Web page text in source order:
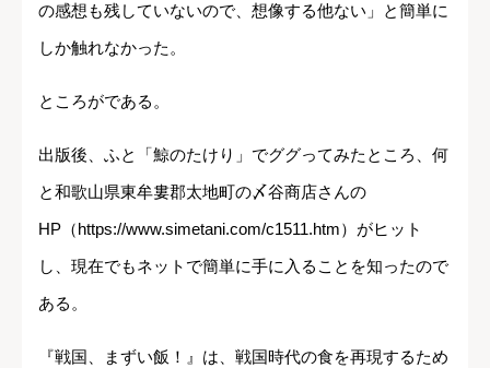
の感想も残していないので、想像する他ない」と簡単に
しか触れなかった。
ところがである。
出版後、ふと「鯨のたけり」でググってみたところ、何
と和歌山県東牟婁郡太地町の〆谷商店さんの
HP（https://www.simetani.com/c1511.htm）がヒット
し、現在でもネットで簡単に手に入ることを知ったので
ある。
『戦国、まずい飯！』は、戦国時代の食を再現するため